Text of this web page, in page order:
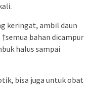
keringat, ambil daun
bahan dicampur
halus sampai
bisa juga untuk obat